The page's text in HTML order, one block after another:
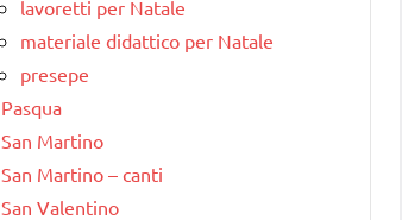
lavoretti per Natale
materiale didattico per Natale
presepe
Pasqua
San Martino
San Martino – canti
San Valentino